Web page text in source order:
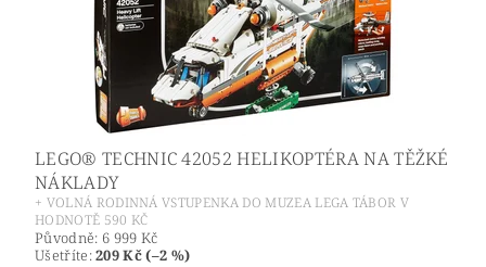
LEGO® TECHNIC 42052 HELIKOPTÉRA NA TĚŽKÉ
NÁKLADY
+ VOLNÁ RODINNÁ VSTUPENKA DO MUZEA LEGA TÁBOR V
HODNOTĚ 590 KČ
Původně: 6 999 Kč
Ušetříte:209 Kč (–2 %)